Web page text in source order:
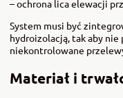
– ochrona lica elewacji
System musi być
hydroizolacją, tak aby nie
niekontrolowane
Materiał i